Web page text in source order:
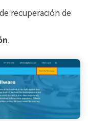
de recuperación de
.